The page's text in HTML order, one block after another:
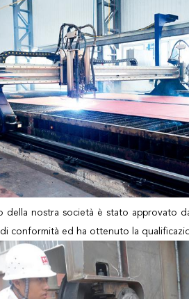
della nostra società è stato approvato
conformità ed ha ottenuto la